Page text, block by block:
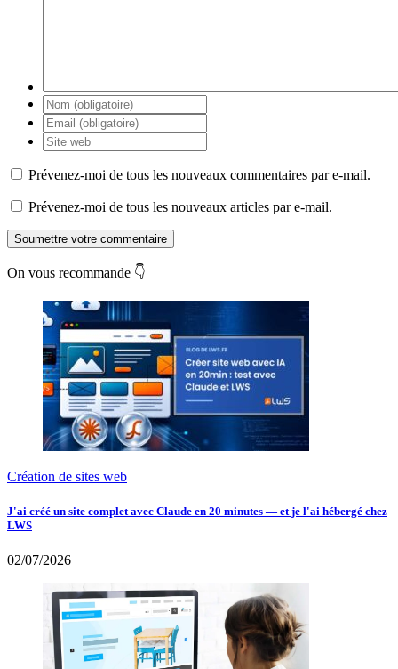
Prévenez-moi de tous les nouveaux commentaires par e-mail.
Prévenez-moi de tous les nouveaux articles par e-mail.
Soumettre votre commentaire
On vous recommande 👇
Création de sites web
J'ai créé un site complet avec Claude en 20 minutes — et je l'ai hébergé chez
LWS
02/07/2026